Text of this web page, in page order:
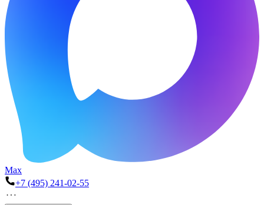
Max
+7 (495) 241-02-55